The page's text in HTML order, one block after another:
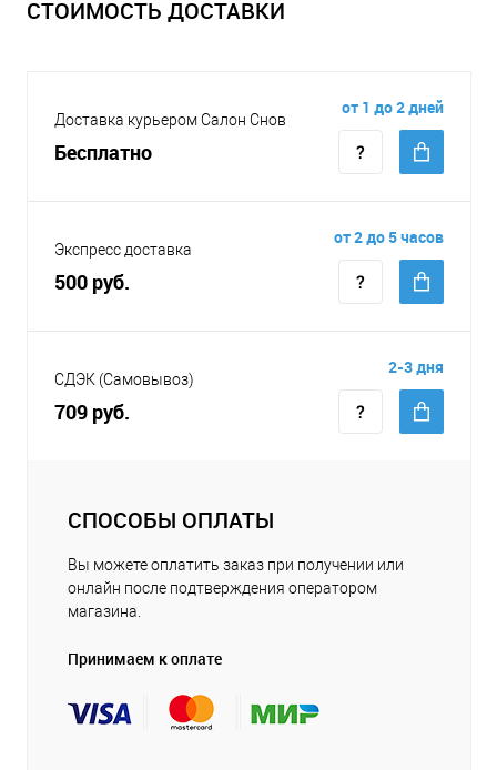
СТОИМОСТЬ ДОСТАВКИ
Доставка курьером Салон Снов
Бесплатно
от 1 до 2 дней
Экспресс доставка
500 руб.
от 2 до 5 часов
СДЭК (Самовывоз)
709 руб.
2-3 дня
СПОСОБЫ ОПЛАТЫ
Вы можете оплатить заказ при получении или
онлайн после подтверждения оператором
магазина.
Принимаем к оплате